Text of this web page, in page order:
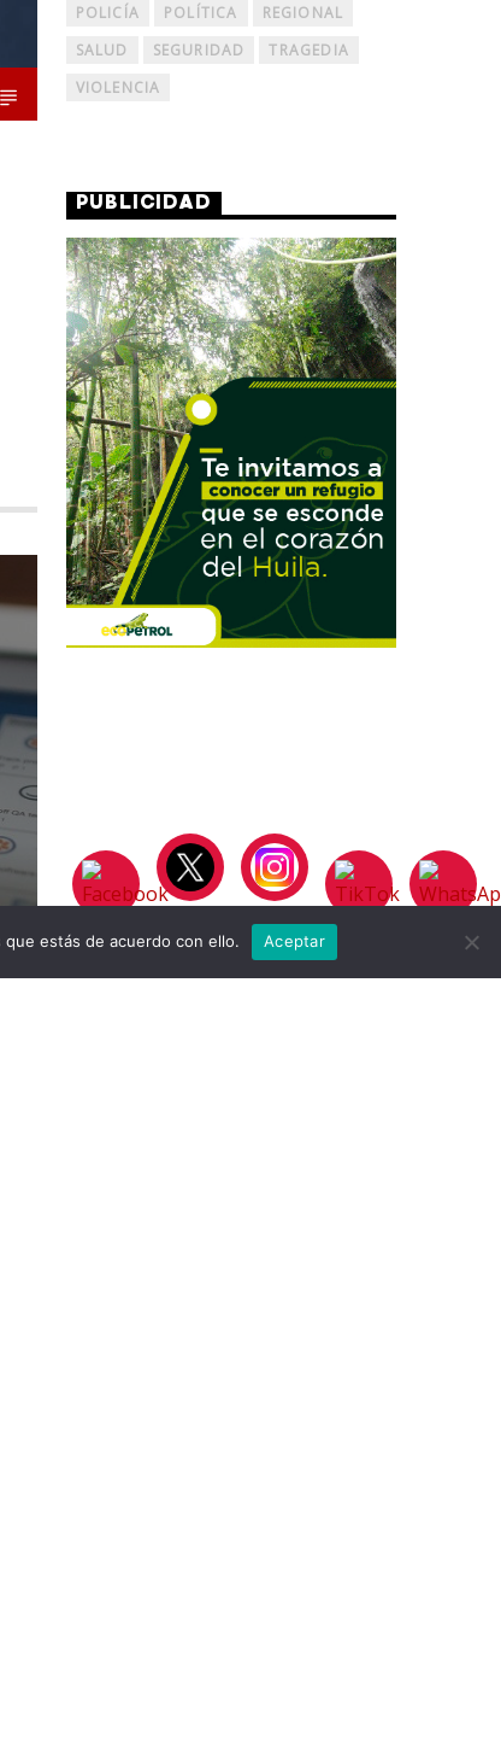
POLICÍA
POLÍTICA
REGIONAL
SALUD
SEGURIDAD
TRAGEDIA
VIOLENCIA
PUBLICIDAD
estás de acuerdo con ello. Aceptar